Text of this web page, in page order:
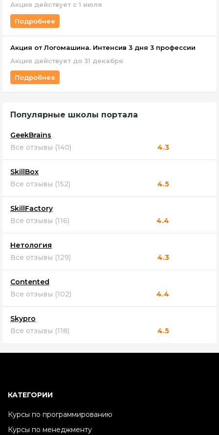
Акция действует с 1 июля
Подробнее
Акция от Логомашина. Интенсив 3 дня 3 профессии
Акция действует до 31 декабря
Подробнее
Популярные школы портала
GeekBrains
Все отзывы (140)
4.3
SkillBox
Все отзывы (152)
4.5
SkillFactory
Все отзывы (116)
4.4
Нетология
Все отзывы (129)
4.3
Contented
Все отзывы (102)
4.4
Skypro
Все отзывы (118)
4.5
КАТЕГОРИИ
Курсы по программированию
Курсы по менеджменту